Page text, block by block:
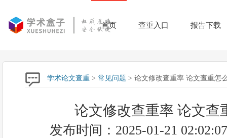
首页 查重入口 报告下载
学术论文查重 > 常见问题 > 论文修改查重率 论文查重怎
论文修改查重率 论文查
发布时间：2025-01-21 02:02:07